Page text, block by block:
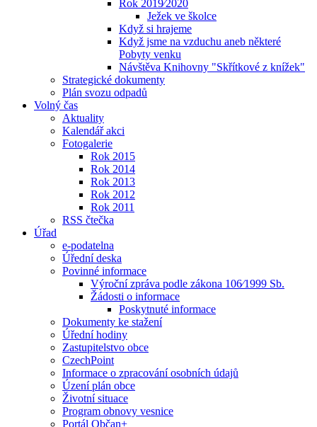
Rok 2019⁄2020
Ježek ve školce
Když si hrajeme
Když jsme na vzduchu aneb některé
Pobyty venku
Návštěva Knihovny "Skřítkové z knížek"
Strategické dokumenty
Plán svozu odpadů
Volný čas
Aktuality
Kalendář akci
Fotogalerie
Rok 2015
Rok 2014
Rok 2013
Rok 2012
Rok 2011
RSS čtečka
Úřad
e-podatelna
Úřední deska
Povinné informace
Výroční zpráva podle zákona 106⁄1999 Sb.
Žádosti o informace
Poskytnuté informace
Dokumenty ke stažení
Úřední hodiny
Zastupitelstvo obce
CzechPoint
Informace o zpracování osobních údajů
Úzení plán obce
Životní situace
Program obnovy vesnice
Portál Občan+